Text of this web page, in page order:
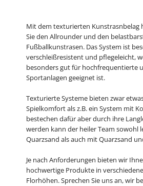
Mit dem texturierten Kunstrasnbelag
Sie den Allrounder und den
Fußballkunstrasen. Das System ist
verschleißresistent und pflegeleicht,
besonders gut für hochfrequentierte
Sportanlagen geeignet ist.
Texturierte Systeme bieten zwar
Spielkomfort als z.B. ein System mit
bestechen dafür aber durch ihre
werden kann der heiler Team sowohl
Quarzsand als auch mit Quarzsand
Je nach Anforderungen bieten wir
hochwertige Produkte in
Florhöhen. Sprechen Sie uns an, wir